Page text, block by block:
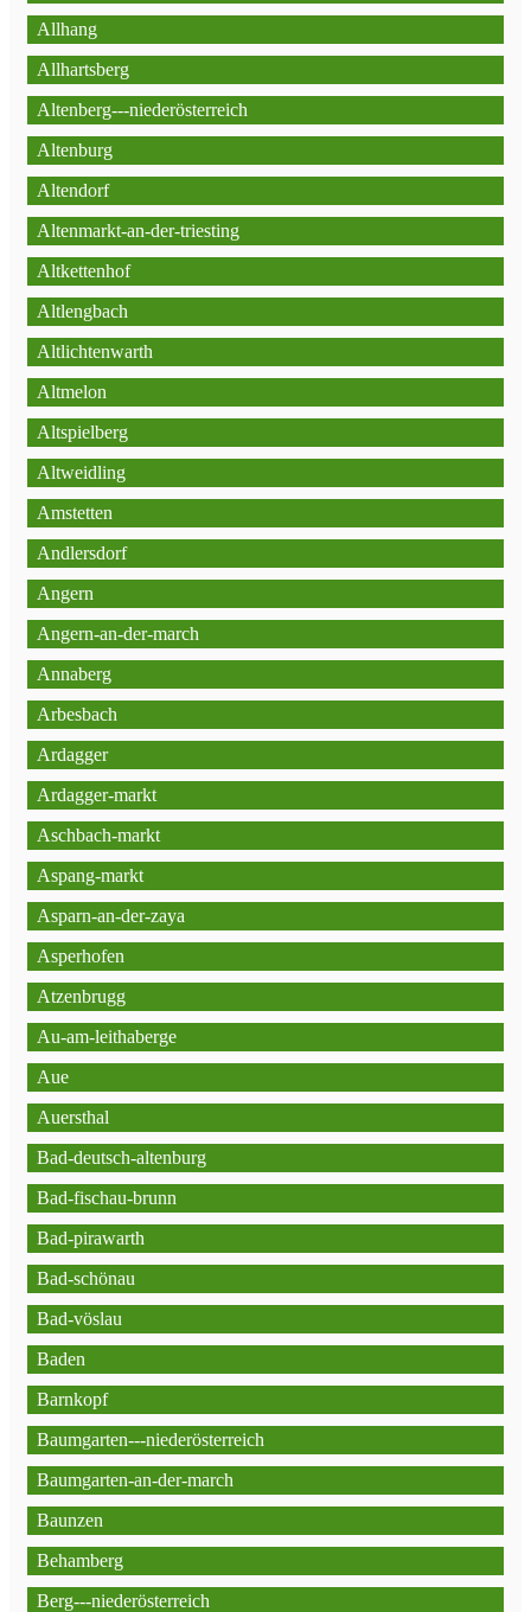
Allhang
Allhartsberg
Altenberg---niederösterreich
Altenburg
Altendorf
Altenmarkt-an-der-triesting
Altkettenhof
Altlengbach
Altlichtenwarth
Altmelon
Altspielberg
Altweidling
Amstetten
Andlersdorf
Angern
Angern-an-der-march
Annaberg
Arbesbach
Ardagger
Ardagger-markt
Aschbach-markt
Aspang-markt
Asparn-an-der-zaya
Asperhofen
Atzenbrugg
Au-am-leithaberge
Aue
Auersthal
Bad-deutsch-altenburg
Bad-fischau-brunn
Bad-pirawarth
Bad-schönau
Bad-vöslau
Baden
Barnkopf
Baumgarten---niederösterreich
Baumgarten-an-der-march
Baunzen
Behamberg
Berg---niederösterreich